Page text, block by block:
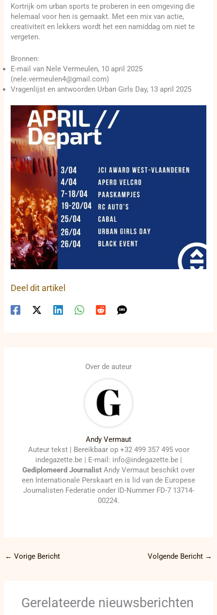
Kortrijk om urban sports te proberen in een omgeving die
helemaal voor hen is gemaakt. Met een mix van actie,
creativiteit en lekkers wordt het een namiddag om niet te
vergeten.
Bronnen:
E-mail van Nele Vermeulen, 10 april 2025
(nele.vermeulen4@gmail.com)
Vragenlijst en antwoorden Urban Girls Day, 13 april 2025
Deel dit artikel
Over de auteur
Andy Vermaut
Auteur tekst | Bereikbaar op +32 499 357 495 voor
indegazette.be | E-mail: info@indegazette.be |
Gediplomeerd Journalist Andy Vermaut beschikt over
een Internationale Perskaart en is lid van de Europese
Journalisten Federatie onder ID-Nummer FD-7 13714-
00224.
← Vorige Bericht Volgende Bericht →
Gerelateerde nieuwsberichten